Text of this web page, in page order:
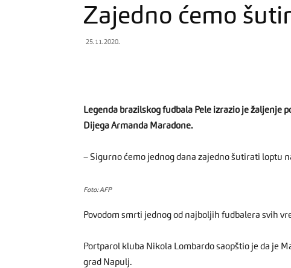
Zajedno ćemo
25.11.2020.
Legenda brazilskog fudbala Pele izrazio je žaljenje
Dijega Armanda Maradone.
– Sigurno ćemo jednog dana zajedno šutirati loptu
Foto: AFP
Povodom smrti jednog od najboljih fudbalera svih
Portparol kluba Nikola Lombardo saopštio je da je
grad Napulj.